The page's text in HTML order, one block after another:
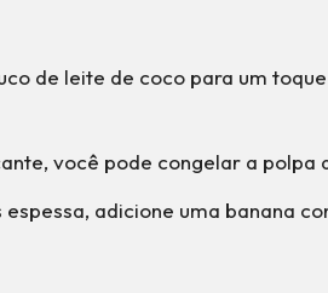
de leite de coco para um
você pode congelar a polpa
adicione uma banana